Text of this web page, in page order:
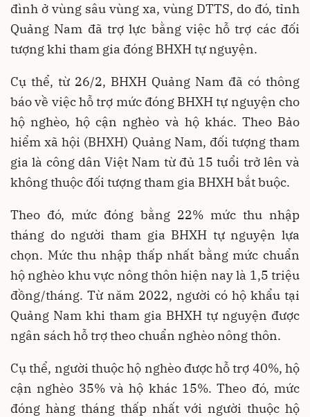
đình ở vùng sâu vùng xa, vùng DTTS, do đó, tỉnh
Quảng Nam đã trợ lực bằng việc hỗ trợ các đối
tượng khi tham gia đóng BHXH tự nguyện.
Cụ thể, từ 26/2, BHXH Quảng Nam đã có thông
báo về việc hỗ trợ mức đóng BHXH tự nguyện cho
hộ nghèo, hộ cận nghèo và hộ khác. Theo Bảo
hiểm xã hội (BHXH) Quảng Nam, đối tượng tham
gia là công dân Việt Nam từ đủ 15 tuổi trở lên và
không thuộc đối tượng tham gia BHXH bắt buộc.
Theo đó, mức đóng bằng 22% mức thu nhập
tháng do người tham gia BHXH tự nguyện lựa
chọn. Mức thu nhập thấp nhất bằng mức chuẩn
hộ nghèo khu vực nông thôn hiện nay là 1,5 triệu
đồng/tháng. Từ năm 2022, người có hộ khẩu tại
Quảng Nam khi tham gia BHXH tự nguyện được
ngân sách hỗ trợ theo chuẩn nghèo nông thôn.
Cụ thể, người thuộc hộ nghèo được hỗ trợ 40%, hộ
cận nghèo 35% và hộ khác 15%. Theo đó, mức
đóng hàng tháng thấp nhất với người thuộc hộ